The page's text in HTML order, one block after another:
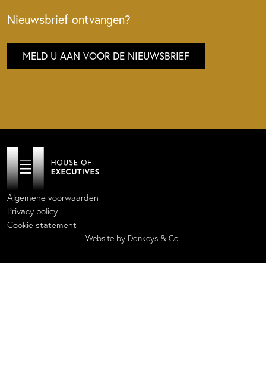
Nieuwsbrief ontvangen?
MELD U AAN VOOR DE NIEUWSBRIEF
Algemene voorwaarden
Privacy policy
Cookie statement
Website by Donkeys & Co.